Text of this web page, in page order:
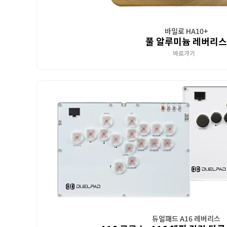
바밀로 HA10+
풀 알루미늄 레버리스
바로가기
듀얼패드 A16 레버리스